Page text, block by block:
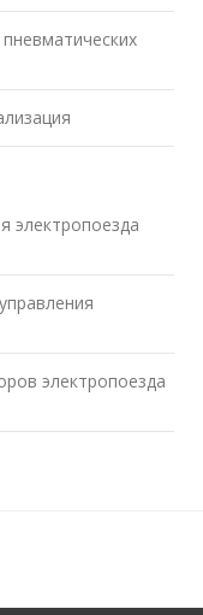
электропоезда
электропоезда